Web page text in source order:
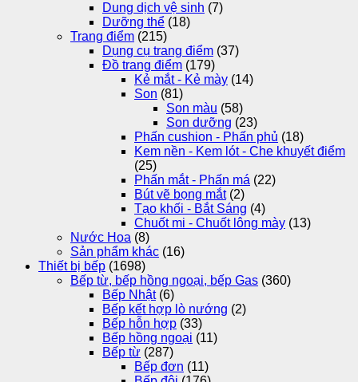
Dung dịch vệ sinh (7)
Dưỡng thể (18)
Trang điểm (215)
Dụng cụ trang điểm (37)
Đồ trang điểm (179)
Kẻ mắt - Kẻ mày (14)
Son (81)
Son màu (58)
Son dưỡng (23)
Phấn cushion - Phấn phủ (18)
Kem nền - Kem lót - Che khuyết điểm
(25)
Phấn mắt - Phấn má (22)
Bút vẽ bọng mắt (2)
Tạo khối - Bắt Sáng (4)
Chuốt mi - Chuốt lông mày (13)
Nước Hoa (8)
Sản phẩm khác (16)
Thiết bị bếp (1698)
Bếp từ, bếp hồng ngoại, bếp Gas (360)
Bếp Nhật (6)
Bếp kết hợp lò nướng (2)
Bếp hỗn hợp (33)
Bếp hồng ngoại (11)
Bếp từ (287)
Bếp đơn (11)